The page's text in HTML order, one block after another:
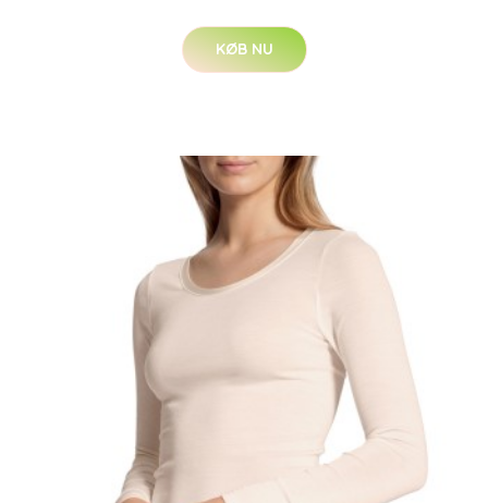
KØB NU